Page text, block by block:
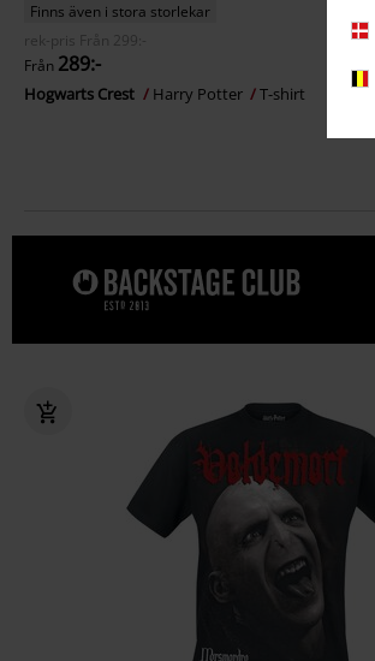
Finns även i stora storlekar
rek-pris
Från 299:-
Från 289:-
Hogwarts Crest Harry Potter T-shirt